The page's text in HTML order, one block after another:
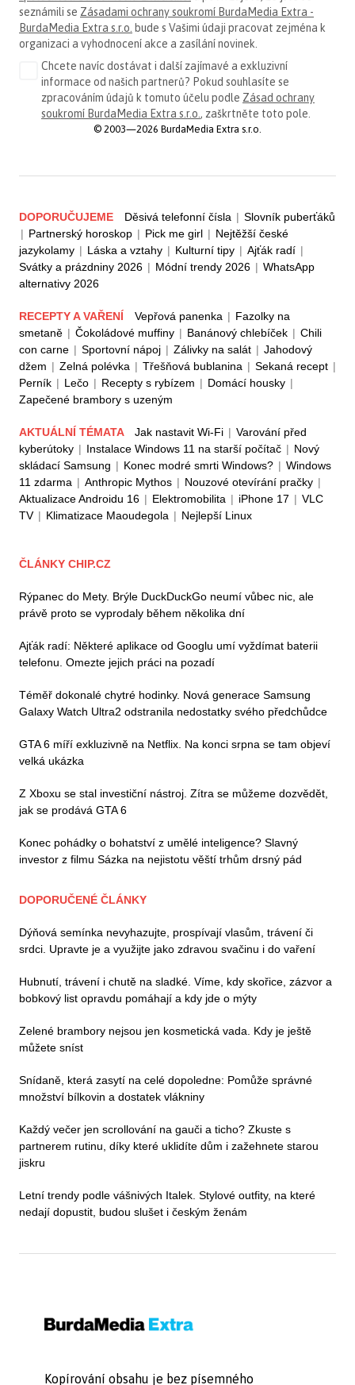
seznámili se Zásadami ochrany soukromí BurdaMedia Extra -
BurdaMedia Extra s.r.o. bude s Vašimi údaji pracovat zejména k
organizaci a vyhodnocení akce a zasílání novinek.
Chcete navíc dostávat i další zajímavé a exkluzivní
informace od našich partnerů? Pokud souhlasíte se
zpracováním údajů k tomuto účelu podle Zásad ochrany
soukromí BurdaMedia Extra s.r.o. , zaškrtněte toto pole.
© 2003—2026 BurdaMedia Extra s.r.o.
DOPORUČUJEME Děsivá telefonní čísla | Slovník puberťáků
| Partnerský horoskop | Pick me girl | Nejtěžší české
jazykolamy | Láska a vztahy | Kulturní tipy | Ajťák radí |
Svátky a prázdniny 2026 | Módní trendy 2026 | WhatsApp
alternativy 2026
RECEPTY A VAŘENÍ Vepřová panenka | Fazolky na
smetaně | Čokoládové muffiny | Banánový chlebíček | Chili
con carne | Sportovní nápoj | Zálivky na salát | Jahodový
džem | Zelná polévka | Třešňová bublanina | Sekaná recept |
Perník | Lečo | Recepty s rybízem | Domácí housky |
Zapečené brambory s uzeným
AKTUÁLNÍ TÉMATA Jak nastavit Wi-Fi | Varování před
kyberútoky | Instalace Windows 11 na starší počítač | Nový
skládací Samsung | Konec modré smrti Windows? | Windows
11 zdarma | Anthropic Mythos | Nouzové otevírání pračky |
Aktualizace Androidu 16 | Elektromobilita | iPhone 17 | VLC
TV | Klimatizace Maoudegola | Nejlepší Linux
ČLÁNKY CHIP.CZ
Rýpanec do Mety. Brýle DuckDuckGo neumí vůbec nic, ale
právě proto se vyprodaly během několika dní
Ajťák radí: Některé aplikace od Googlu umí vyždímat baterii
telefonu. Omezte jejich práci na pozadí
Téměř dokonalé chytré hodinky. Nová generace Samsung
Galaxy Watch Ultra2 odstranila nedostatky svého předchůdce
GTA 6 míří exkluzivně na Netflix. Na konci srpna se tam objeví
velká ukázka
Z Xboxu se stal investiční nástroj. Zítra se můžeme dozvědět,
jak se prodává GTA 6
Konec pohádky o bohatství z umělé inteligence? Slavný
investor z filmu Sázka na nejistotu věští trhům drsný pád
DOPORUČENÉ ČLÁNKY
Dýňová semínka nevyhazujte, prospívají vlasům, trávení či
srdci. Upravte je a využijte jako zdravou svačinu i do vaření
Hubnutí, trávení i chutě na sladké. Víme, kdy skořice, zázvor a
bobkový list opravdu pomáhají a kdy jde o mýty
Zelené brambory nejsou jen kosmetická vada. Kdy je ještě
můžete sníst
Snídaně, která zasytí na celé dopoledne: Pomůže správné
množství bílkovin a dostatek vlákniny
Každý večer jen scrollování na gauči a ticho? Zkuste s
partnerem rutinu, díky které uklidíte dům i zažehnete starou
jiskru
Letní trendy podle vášnivých Italek. Stylové outfity, na které
nedají dopustit, budou slušet i českým ženám
Kopírování obsahu je bez písemného